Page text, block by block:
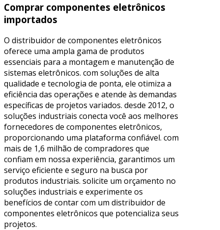
Comprar componentes eletrônicos
importados
O distribuidor de componentes eletrônicos
oferece uma ampla gama de produtos
essenciais para a montagem e manutenção de
sistemas eletrônicos. com soluções de alta
qualidade e tecnologia de ponta, ele otimiza a
eficiência das operações e atende às demandas
específicas de projetos variados. desde 2012, o
soluções industriais conecta você aos melhores
fornecedores de componentes eletrônicos,
proporcionando uma plataforma confiável. com
mais de 1,6 milhão de compradores que
confiam em nossa experiência, garantimos um
serviço eficiente e seguro na busca por
produtos industriais. solicite um orçamento no
soluções industriais e experimente os
benefícios de contar com um distribuidor de
componentes eletrônicos que potencializa seus
projetos.